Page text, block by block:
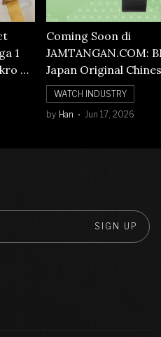
1
di
Coming Soon di
JAMTANGAN.COM:
Japan Original
Numerals Watch
WATCH INDUSTRY
by Han Jun 17, 2026
SIGN UP